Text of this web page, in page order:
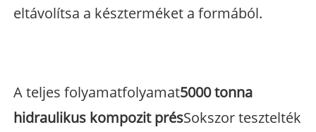
eltávolítsa a készterméket a formából.
A teljes folyamatfolyamat5000 tonna
hidraulikus kompozit présSokszor tesztelték